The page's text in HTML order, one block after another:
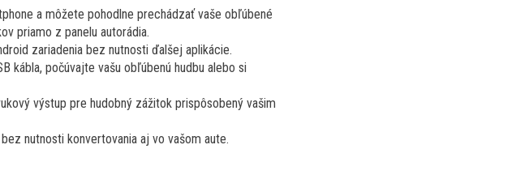
a môžete pohodlne prechádzať vaše obľúbené
priamo z panelu autorádia.
zariadenia bez nutnosti ďalšej aplikácie.
kábla, počúvajte vašu obľúbenú hudbu alebo si
výstup pre hudobný zážitok prispôsobený vašim
nutnosti konvertovania aj vo vašom aute.